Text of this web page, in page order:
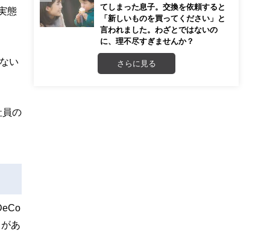
態
い
員の
あ
てしまった息子。交換を依頼すると
「新しいものを買ってください」と
言われました。わざとではないの
に、理不尽すぎませんか？
さらに見る